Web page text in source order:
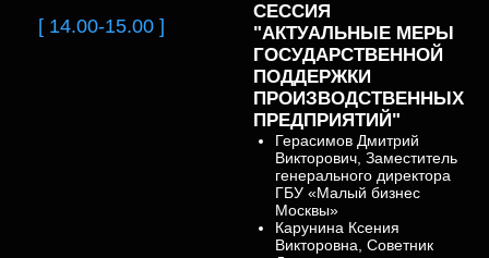
[ 14.00-15.00 ]
СЕССИЯ
"АКТУАЛЬНЫЕ МЕРЫ
ГОСУДАРСТВЕННОЙ
ПОДДЕРЖКИ
ПРОИЗВОДСТВЕННЫХ
ПРЕДПРИЯТИЙ"
Герасимов Дмитрий
Викторович, Заместитель
генерального директора
ГБУ «Малый бизнес
Москвы»
Карунина Ксения
Викторовна, Советник